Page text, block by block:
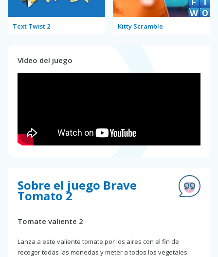
Text Twist 2 Kitty Scramble
Vídeo del juego
Sobre el juego Brave
Tomato 2
Tomate valiente 2
Lanza a este valiente tomate por los aires con el fin de
recoger todas las monedas y meter a todos los vegetales